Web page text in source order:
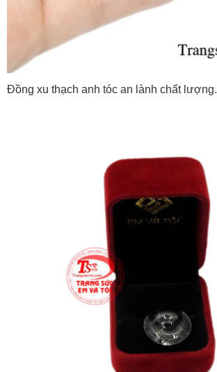
Đồng xu thạch anh tóc an lành chất lượng.